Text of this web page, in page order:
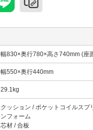
幅830×奥行780×高さ740mm (座
幅550×奥行440mm
29.1kg
クッション / ポケットコイルスプ
ンフォーム
芯材 / 合板